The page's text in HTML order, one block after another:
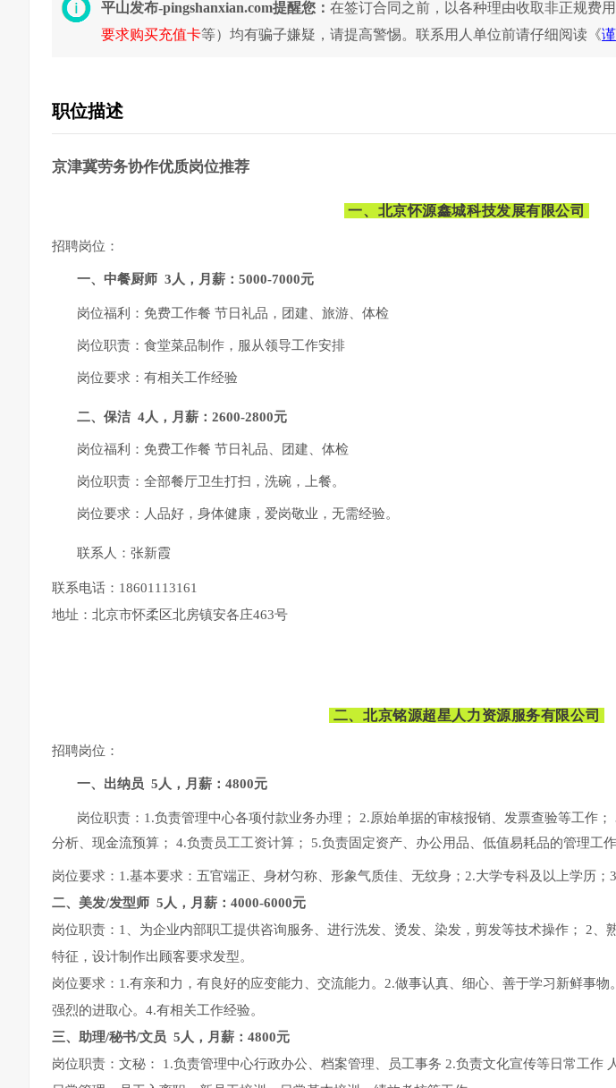
平山发布-pingshanxian.com提醒您： 在签订合同之前，以各种理由收取非正规费
要求购买充值卡等）均有骗子嫌疑，请提高警惕。联系用人单位前请仔细阅读《
职位描述
京津冀劳务协作优质岗位推荐
一、北京怀源鑫城科技发展有限公司
招聘岗位：
一、中餐厨师 3人，月薪：5000-7000元
岗位福利：免费工作餐 节日礼品，团建、旅游、体检
岗位职责：食堂菜品制作，服从领导工作安排
岗位要求：有相关工作经验
二、 保洁 4人，月薪：2600-2800元
岗位福利：免费工作餐 节日礼品、团建、体检
岗位职责：全部餐厅卫生打扫，洗碗，上餐。
岗位要求：人品好，身体健康，爱岗敬业，无需经验。
联系人：张新霞
联系电话：18601113161
地址：北京市怀柔区北房镇安各庄463号
二、北京铭源超星人力资源服务有限公司
招聘岗位：
一、出纳员 5人，月薪：4800元
岗位职责：1.负责管理中心各项付款业务办理； 2.原始单据的审核报销、发票查验等工作
分析、现金流预算； 4.负责员工工资计算； 5.负责固定资产、办公用品、低值易耗品的管理工作
岗位要求：1.基本要求：五官端正、身材匀称、形象气质佳、无纹身；2.大学专科及以上学历；
二、 美发/发型师 5人，月薪：4000-6000元
岗位职责：1、为企业内部职工提供咨询服务、进行洗发、烫发、染发，剪发等技术操作； 2、
特征，设计制作出顾客要求发型。
岗位要求：1.有亲和力，有良好的应变能力、交流能力。2.做事认真、细心、善于学习新鲜事
强烈的进取心。4.有相关工作经验。
三、
助理/秘书/文员 5人，月薪：4800元
岗位职责：文秘： 1.负责管理中心行政办公、档案管理、员工事务 2.负责文化宣传等日常工作